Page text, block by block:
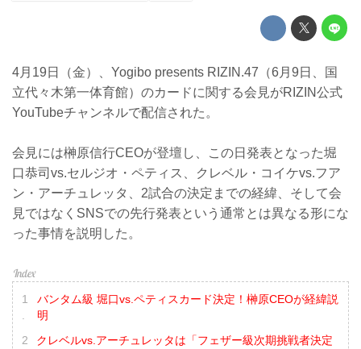
4月19日（金）、Yogibo presents RIZIN.47（6月9日、国
立代々木第一体育館）のカードに関する会見がRIZIN公式
YouTubeチャンネルで配信された。
会見には榊原信行CEOが登壇し、この日発表となった堀
口恭司vs.セルジオ・ペティス、クレベル・コイケvs.フア
ン・アーチュレッタ、2試合の決定までの経緯、そして会
見ではなくSNSでの先行発表という通常とは異なる形にな
った事情を説明した。
バンタム級 堀口vs.ペティスカード決定！榊原CEOが経緯説
明
クレベルvs.アーチュレッタは「フェザー級次期挑戦者決定